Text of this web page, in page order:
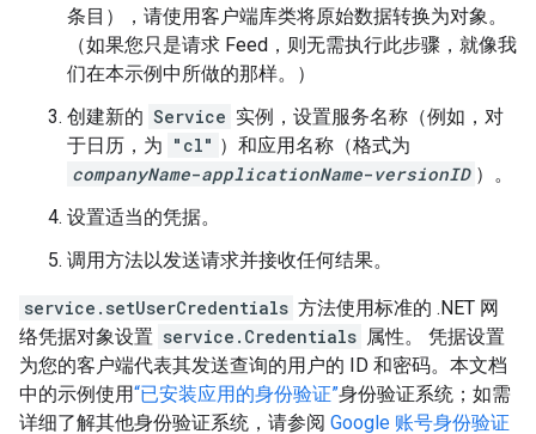
条目），请使用客户端库类将原始数据转换为对象。
（如果您只是请求 Feed，则无需执行此步骤，就像我
们在本示例中所做的那样。）
创建新的 Service 实例，设置服务名称（例如，对
于日历，为 "cl" ）和应用名称（格式为
companyName-applicationName-versionID ）。
设置适当的凭据。
调用方法以发送请求并接收任何结果。
service.setUserCredentials 方法使用标准的 .NET 网
络凭据对象设置 service.Credentials 属性。 凭据设置
为您的客户端代表其发送查询的用户的 ID 和密码。本文档
中的示例使用“已安装应用的身份验证”身份验证系统；如需
详细了解其他身份验证系统，请参阅 Google 账号身份验证